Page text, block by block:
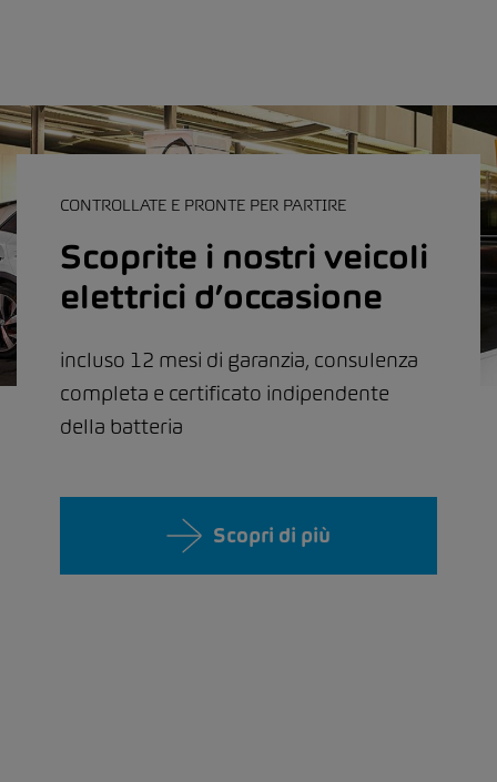
CONTROLLATE E PRONTE PER PARTIRE
Scoprite i nostri veicoli
elettrici d’occasione
incluso 12 mesi di garanzia, consulenza
completa e certificato indipendente
della batteria
Scopri di più